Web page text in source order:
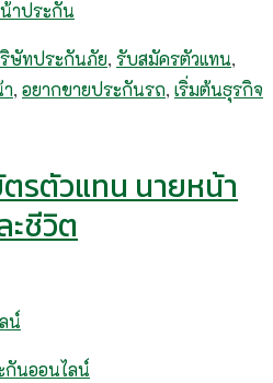
ษัทประกันภัย, รับสมัครตัวแทน,
, อยากขายประกันรถ, เริ่มต้นธุรกิจ
รตัวแทน นายหน้า
ชีวิต
กันออนไลน์